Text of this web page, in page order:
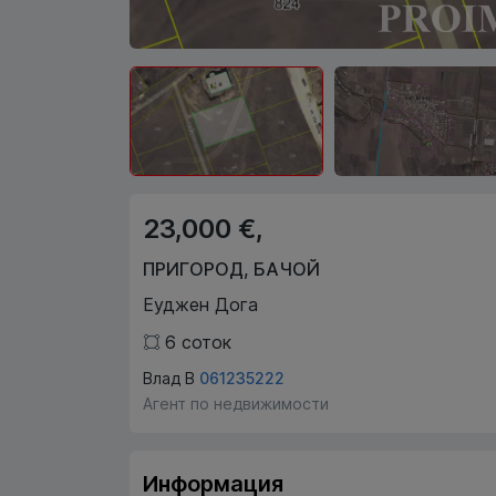
23,000 €,
ПРИГОРОД, БАЧОЙ
Еуджен Дога
6 соток
Влад В 061235222
Агент по недвижимости
Информация